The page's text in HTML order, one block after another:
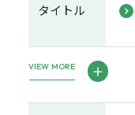
タイトル
VIEW MORE